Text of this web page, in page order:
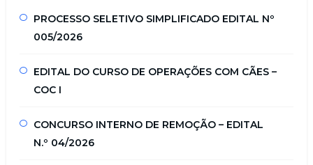
PROCESSO SELETIVO SIMPLIFICADO EDITAL Nº
005/2026
EDITAL DO CURSO DE OPERAÇÕES COM CÃES –
COC I
CONCURSO INTERNO DE REMOÇÃO – EDITAL
N.º 04/2026